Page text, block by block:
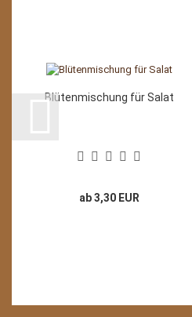
Blütenmischung für Salat
ab 3,30 EUR